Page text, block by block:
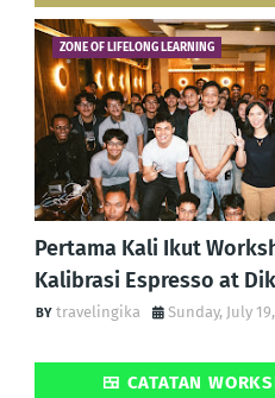
ZONE OF LIFELONG LEARNING
Pertama Kali Ikut
Kalibrasi Espresso at
travelingika Sunday, July
🍱 CATATAN